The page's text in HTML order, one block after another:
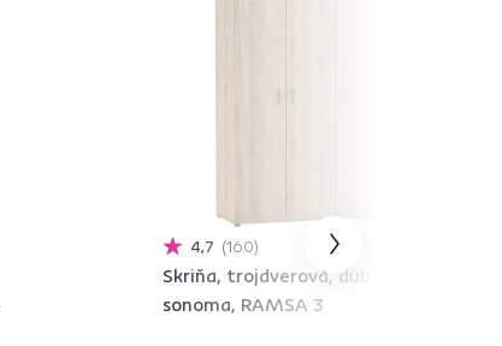
4,7 160
Skriňa, trojdverová, dub
sonoma, RAMSA 3